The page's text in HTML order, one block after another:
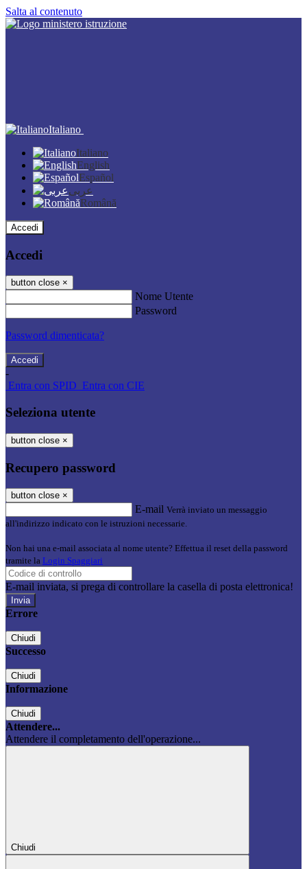
Salta al contenuto
Italiano
Italiano
English
Español
عربى
Română
Accedi
Accedi
button close ×
Nome Utente
Password
Password dimenticata?
-
Entra con SPID Entra con CIE
Seleziona utente
button close ×
Recupero password
button close ×
E-mail Verrà inviato un messaggio
all'indirizzo indicato con le istruzioni necessarie.
Non hai una e-mail associata al nome utente? Effettua il reset della password
tramite la Login Spaggiari
E-mail inviata, si prega di controllare la casella di posta elettronica!
Errore
Chiudi
Successo
Chiudi
Informazione
Chiudi
Attendere...
Attendere il completamento dell'operazione...
Chiudi